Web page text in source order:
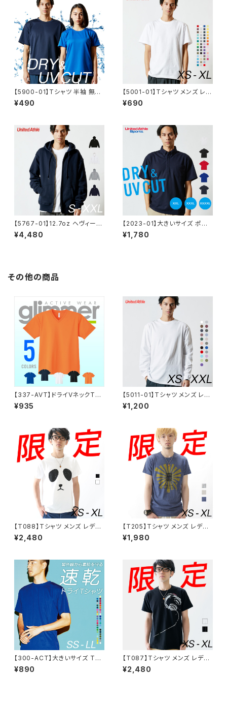
学 通勤 服 4.7オンス
【5900-01】Tシャツ 半袖 無地
メンズ レディース ドライTシャツ
4.4オンス DRY 介護 スポーツ
¥490
【5001-01】Tシャツ メンズ レデ
ィース 無地 半袖 シンプル おし
ゃれ 重ね着 インナー ハイクオ
服
¥690
【5767-01】12.7oz ヘヴィーウ
エイト スウェット ジップパーカ
ー 裏パイル 無地 メンズ レディ
¥4,480
【2023-01】大きいサイズ ポロ
シャツ メンズ レディース 半袖
4.7オンス スペシャルドライ鹿
¥1,780
その他の商品
【337-AVT】ドライVネックTシ
ャツ 3L〜
¥935
【5011-01】Tシャツ メンズ レデ
ィース 無地 5.6oz ロングスリ
ーブTシャツ シンプル
¥1,200
【T088】Tシャツ メンズ レディ
ース 半袖 ファッション トップス
綿 おもしろ オリジナル ロゴ ア
定 おしゃれ シンプル プリント メ
ッセージ 男女兼用 サイズ 服 春
夏 ジャイアントパンダ
¥2,480
【T205】Tシャツ メンズ レディ
ース 半袖 ファッション トップス
綿 おもしろ オリジナル ロゴ ア
定 おしゃれ シンプル プリント メ
ッセージ 男女兼用 サイズ 服 春
夏 camp bells
¥1,980
【300-ACT】大きいサイズ Tシ
ャツ メンズ レディース 無地 シ
ンプル 薄手 涼しい 吸汗速乾 U
¥890
【T087】Tシャツ メンズ レディ
ース 半袖 ファッション トップス
綿 おもしろ オリジナル ロゴ ア
¥2,480